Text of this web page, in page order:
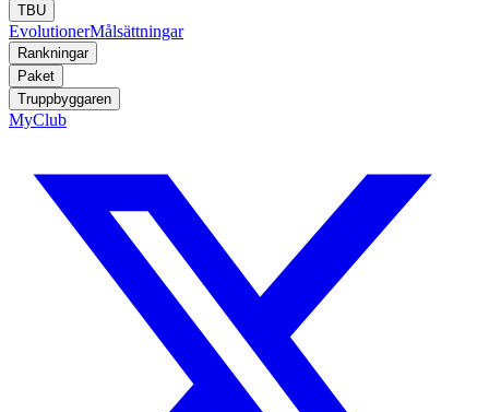
TBU
EvolutionerMålsättningar
Rankningar
Paket
Truppbyggaren
MyClub